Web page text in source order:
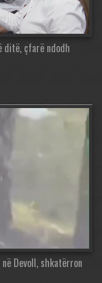
ditë, çfarë ndodh
Devoll, shkatërron